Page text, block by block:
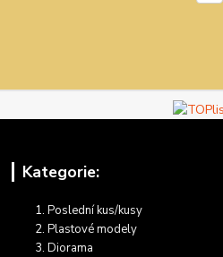
Kategorie:
Poslední kus/kusy
Plastové modely
Diorama